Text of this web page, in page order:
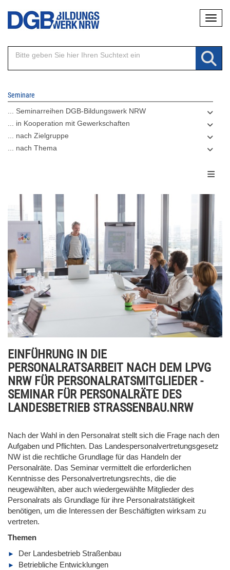
Direkt
Inhalt
Seminare
... Seminarreihen DGB-Bildungswerk NRW
... in Kooperation mit Gewerkschaften
... nach Zielgruppe
... nach Thema
EINFÜHRUNG IN DIE
PERSONALRATSARBEIT NACH DEM LPVG
NRW FÜR PERSONALRATSMITGLIEDER -
SEMINAR FÜR PERSONALRÄTE DES
LANDESBETRIEB STRASSENBAU.NRW
Nach der Wahl in den Personalrat stellt sich die Frage nach den
Aufgaben und Pflichten. Das Landespersonalvertretungsgesetz
NW ist die rechtliche Grundlage für das Handeln der
Personalräte. Das Seminar vermittelt die erforderlichen
Kenntnisse des Personalvertretungsrechts, die die
neugewählten, aber auch wiedergewählte Mitglieder des
Personalrats als Grundlage für ihre Personalratstätigkeit
benötigen, um die Interessen der Beschäftigten wirksam zu
vertreten.
Themen
Der Landesbetrieb Straßenbau
Betriebliche Entwicklungen